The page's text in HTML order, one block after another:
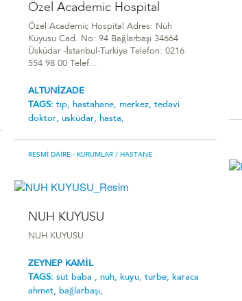
Özel Academic Hospital
Özel Academic Hospital Adres: Nuh
Kuyusu Cad. No: 94 Bağlarbaşı 34664
Üsküdar -İstanbul-Turkiye Telefon: 0216
554 98 00 Telef...
ALTUNİZADE
TAGS: tıp, hastahane, merkez, tedavi
doktor, üsküdar, hasta,
RESMI DAIRE - KURUMLAR / HASTANE
NUH KUYUSU
NUH KUYUSU
ZEYNEP KAMİL
TAGS: süt baba , nuh, kuyu, türbe, karaca
ahmet, bağlarbaşı,